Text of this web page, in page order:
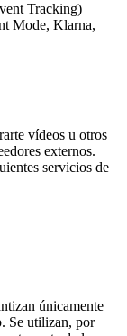
Tracking)
Mode, Klarna,
vídeos u otros
externos.
servicios de
únicamente
Se utilizan, por